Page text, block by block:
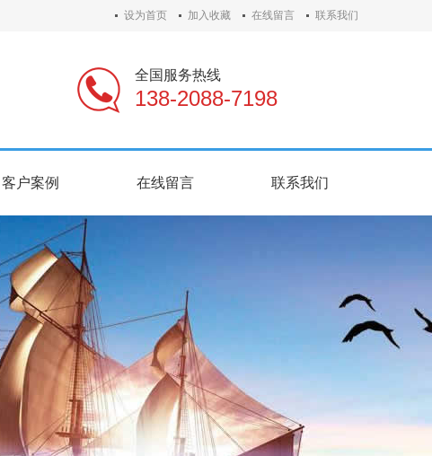
设为首页 加入收藏 在线留言 联系我们
全国服务热线
138-2088-7198
客户案例
客户案例
在线留言
在线留言
联系我们
联系我们